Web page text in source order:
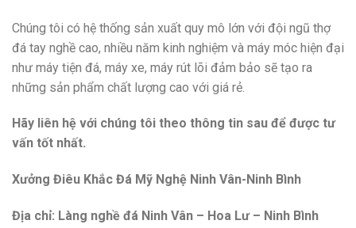
Chúng tôi có hệ thống sản xuất quy mô lớn với đội ngũ thợ
đá tay nghề cao, nhiều năm kinh nghiệm và máy móc hiện đại
như máy tiện đá, máy xe, máy rút lõi đảm bảo sẽ tạo ra
những sản phẩm chất lượng cao với giá rẻ.
Hãy liên hệ với chúng tôi theo thông tin sau để được tư
vấn tốt nhất.
Xưởng Điêu Khắc Đá Mỹ Nghệ Ninh Vân-Ninh Bình
Địa chỉ: Làng nghề đá Ninh Vân – Hoa Lư – Ninh Bình